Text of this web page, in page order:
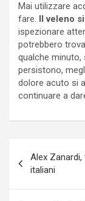
Mai utilizzare
fare. Il veleno
ispezionare
potrebbero
qualche minuto,
persistono,
dolore acuto si
continuare a
articoli
Alex
italiani